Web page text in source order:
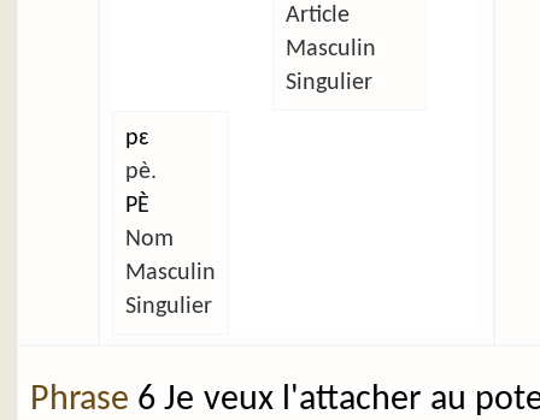
Article
Masculin
Singulier
pɛ
pè.
PÈ
Nom
Masculin
Singulier
Phrase 6 Je veux l'attacher au